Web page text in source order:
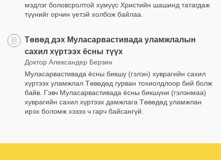
мэдлэг боловсролтой хүмүүс Христийн шашинд татагдаж
түүнийг орчин үетэй холбож байлаа.
Төвөд дэх Муласарвастивада уламжлалын
сахил хүртээх ёсны түүх
Доктор Александер Берзин
Муласарвастивада ёсны бикшү (гэлэн) хуврагийн сахил
хүртээх уламжлал Төвөдөд гурван тохиолдлоор бий болж
байв. Гэвч Муласарвастивада ёсны бикшүни (гэлэнмаа)
хуврагийн сахил хүртээх дамжлага Төвөдөд уламжлан
ирэх боломж хэзээ ч гарч байсангүй.